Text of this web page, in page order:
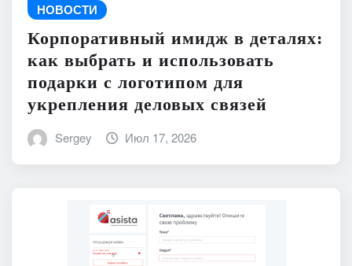
НОВОСТИ
Корпоративный имидж в деталях:
как выбрать и использовать
подарки с логотипом для
укрепления деловых связей
Sergey Июл 17, 2026